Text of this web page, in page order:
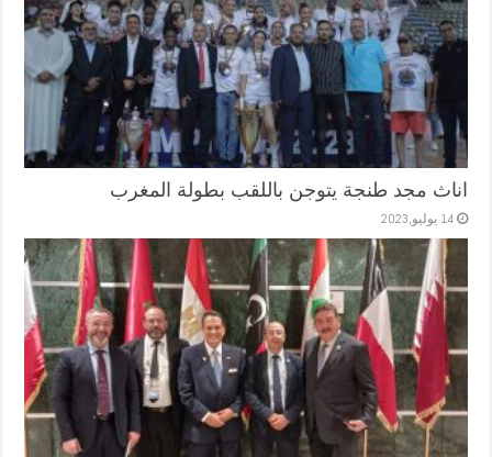
اناث مجد طنجة يتوجن باللقب بطولة المغرب
14 يوليو,2023